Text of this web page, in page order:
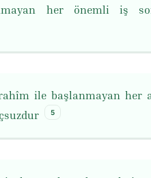
her önemli iş
ile başlanmayan her
5